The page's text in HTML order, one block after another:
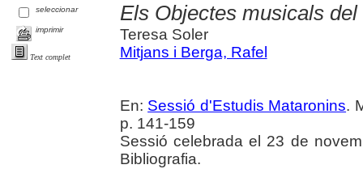
seleccionar
imprimir
Text complet
Els Objectes musicals
Teresa Soler
Mitjans i Berga, Rafel
En: Sessió d'Estudis Mataronins.
p. 141-159
Sessió celebrada el 23 de
Bibliografia.